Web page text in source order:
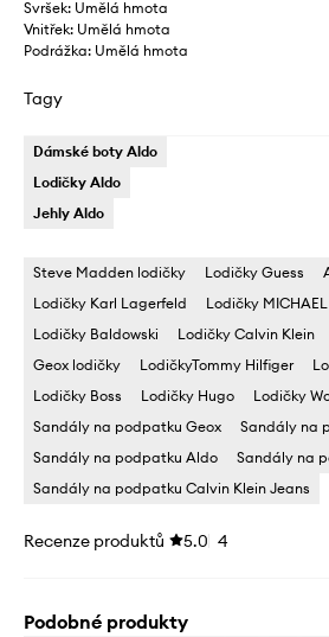
Svršek: Umělá hmota
Vnitřek: Umělá hmota
Podrážka: Umělá hmota
Tagy
Dámské boty Aldo
Lodičky Aldo
Jehly Aldo
Steve Madden lodičky Lodičky Guess
Lodičky Karl Lagerfeld
Lodičky
Lodičky Baldowski
Lodičky Calvin Klein
Geox lodičky
LodičkyTommy Hilfiger
Lodičky Boss
Lodičky Hugo Lodičky
Sandály na podpatku Geox
Sandály na
Sandály na podpatku Aldo
Sandály na
Sandály na podpatku Calvin Klein Jeans
Recenze produktů 5.0 4
Podobné produkty